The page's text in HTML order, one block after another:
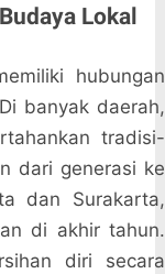
Lokal
hubungan
banyak daerah,
tradisi-
dari generasi ke
dan Surakarta,
di akhir tahun.
diri secara